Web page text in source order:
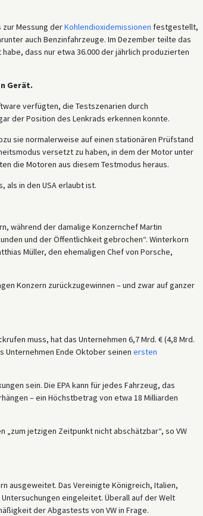
zur Messung derKohlendioxidemissionen festgestellt,
auch Benzinfahrzeuge. Im Dezember teilte das
dass nur etwa 36.000 der jährlich produzierten
Gerät.
verfügten, die Testszenarien durch
der Position des Lenkrads erkennen konnte.
sie normalerweise auf einen stationären Prüfstand
versetzt zu haben, in dem der Motor unter
die Motoren aus diesem Testmodus heraus.
als in den USA erlaubt ist.
während der damalige Konzernchef Martin
und der Öffentlichkeit gebrochen“. Winterkorn
Müller, den ehemaligen Chef von Porsche,
Konzern zurückzugewinnen – und zwar auf ganzer
muss, hat das Unternehmen 6,7 Mrd. € (4,8 Mrd.
Unternehmen Ende Oktober seinen ersten
sein. Die EPA kann für jedes Fahrzeug, das
– ein Höchstbetrag von etwa 18 Milliarden
jetzigen Zeitpunkt nicht abschätzbar“, so VW
ausgeweitet. Das Vereinigte Königreich, Italien,
eingeleitet. Überall auf der Welt
der Abgastests von VW in Frage.